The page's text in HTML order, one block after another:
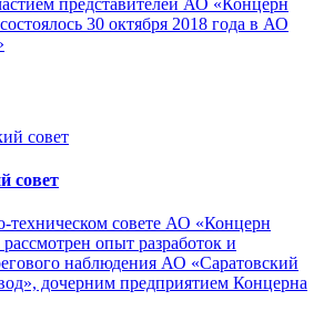
30 октября 2018 года в АО
совет
техническом совете АО «Концерн
опыт разработок и
наблюдения АО «Саратовский
дочерним предприятием Концерна